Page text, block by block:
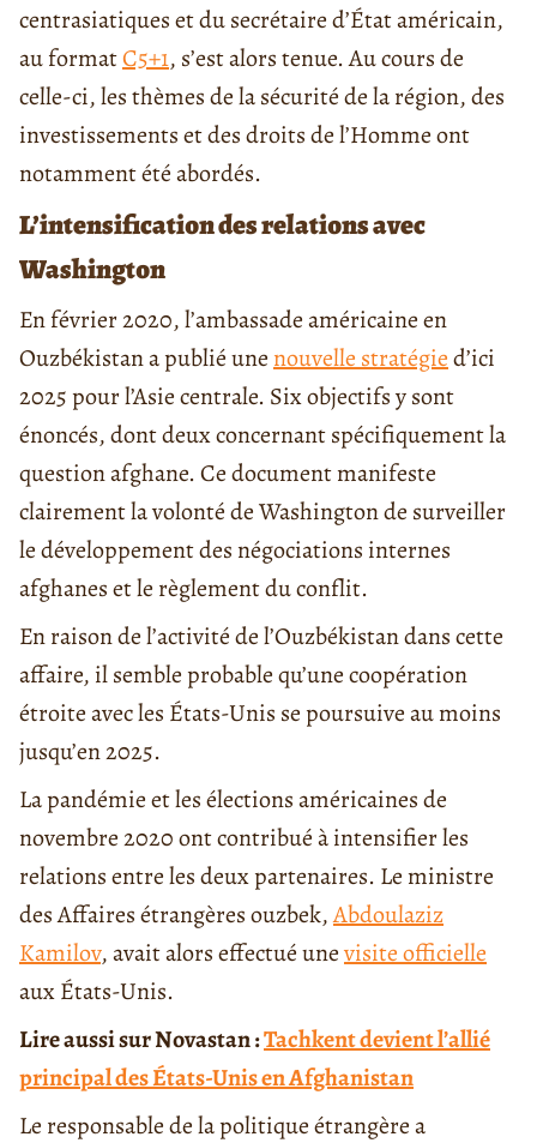
centrasiatiques et du secrétaire d’État américain,
au formatC5+1, s’est alors tenue. Au cours de
celle-ci, les thèmes de la sécurité de la région, des
investissements et des droits de l’Homme ont
notamment été abordés.
L’intensification des relations avec
Washington
En février 2020, l’ambassade américaine en
Ouzbékistan a publié unenouvelle stratégied’ici
2025 pour l’Asie centrale. Six objectifs y sont
énoncés, dont deux concernant spécifiquement la
question afghane. Ce document manifeste
clairement la volonté de Washington de surveiller
le développement des négociations internes
afghanes et le règlement du conflit.
En raison de l’activité de l’Ouzbékistan dans cette
affaire, il semble probable qu’une coopération
étroite avec les États-Unis se poursuive au moins
jusqu’en 2025.
La pandémie et les élections américaines de
novembre 2020 ont contribué à intensifier les
relations entre les deux partenaires. Le ministre
des Affaires étrangères ouzbek,Abdoulaziz
Kamilov, avait alors effectué unevisite officielle
aux États-Unis.
Lire aussi sur Novastan :Tachkent devient l’allié
principal des États-Unis en Afghanistan
Le responsable de la politique étrangère a